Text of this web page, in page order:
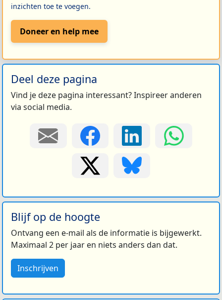
inzichten toe te voegen.
Doneer en help mee
Deel deze pagina
Vind je deze pagina interessant? Inspireer anderen
via social media.
Blijf op de hoogte
Ontvang een e-mail als de informatie is bijgewerkt.
Maximaal 2 per jaar en niets anders dan dat.
Inschrijven